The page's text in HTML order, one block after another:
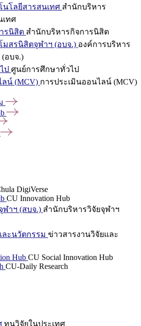
นโลยีสารสนเทศ สำนักบริหาร
เทศ
รนิสิต สำนักบริหารกิจการนิสิต
มสรนิสิตจุฬาฯ (อบจ.) องค์การบริหาร
อบจ.)
ป ศูนย์การศึกษาทั่วไป
ลน์ (MCV) การประเมินออนไลน์ (MCV)
DigiVerse
CU Innovation Hub
ฬาฯ (สบจ.) สำนักบริหารวิจัยจุฬาฯ
ละนวัตกรรม ข่าวสารงานวิจัยและ
Hub CU Social Innovation Hub
CU-Daily Research
ทุนวิจัยในประเทศ